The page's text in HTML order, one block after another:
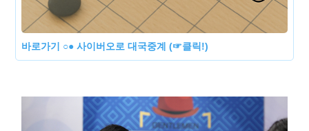
바로가기 ○● 사이버오로 대국중계 (☞클릭!)